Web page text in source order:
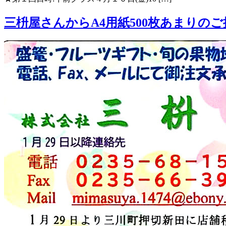
三枡屋さんからA4用紙500枚あまりのご